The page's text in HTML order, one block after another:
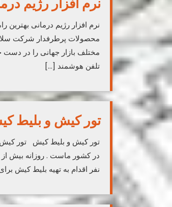
نرم افزار رژیم درمانی بهترین
محصولات پرطرفدار شرکت سلاک
مختلف بازار جهانی را در دست
تلفن هوشمند […]
تور کیش و بلیط
تور کیش و بلیط کیش تور
در کشور ماست . روزانه بیش
نفر اقدام به تهیه بلیط کیش